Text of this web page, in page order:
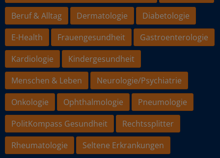
Beruf & Alltag
Dermatologie
Diabetologie
E-Health
Frauengesundheit
Gastroenterologie
Kardiologie
Kindergesundheit
Menschen & Leben
Neurologie/Psychiatrie
Onkologie
Ophthalmologie
Pneumologie
PolitKompass Gesundheit
Rechtssplitter
Rheumatologie
Seltene Erkrankungen